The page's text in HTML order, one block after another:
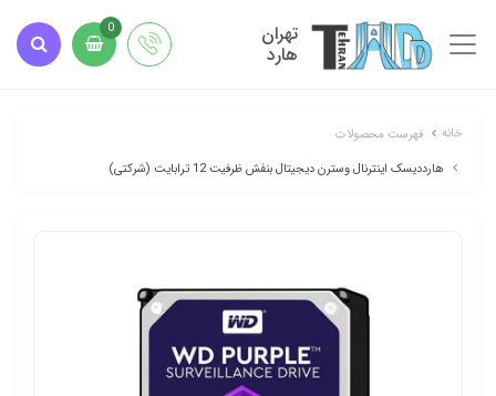
تهران
هارد
0
خانه
فهرست محصولات
هارددیسک اینترنال وسترن دیجیتال بنفش ظرفیت 12 ترابایت (شرکتی)